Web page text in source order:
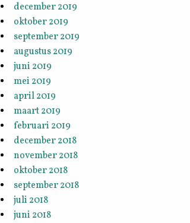
december 2019
oktober 2019
september 2019
augustus 2019
juni 2019
mei 2019
april 2019
maart 2019
februari 2019
december 2018
november 2018
oktober 2018
september 2018
juli 2018
juni 2018